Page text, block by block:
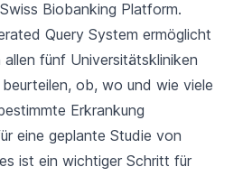
Biobanking Platform.
Query System ermöglicht
allen fünf Universitätskliniken
ob, wo und wie viele
Erkrankung
eine geplante Studie von
ist ein wichtiger Schritt für